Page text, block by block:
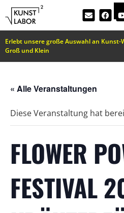
Erlebt unsere große Auswahl an Kunst-
Groß und Klein
« Alle Veranstaltungen
Diese Veranstaltung hat
FLOWER
FESTIVAL